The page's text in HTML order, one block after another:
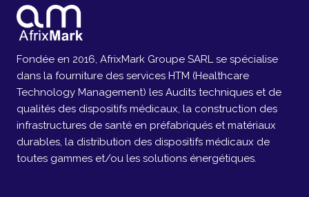
Fondée en 2016, AfrixMark Groupe SARL se spécialise
dans la fourniture des services HTM (Healthcare
Technology Management) les Audits techniques et de
qualités des dispositifs médicaux, la construction des
infrastructures de santé en préfabriqués et matériaux
durables, la distribution des dispositifs médicaux de
toutes gammes et/ou les solutions énergétiques.